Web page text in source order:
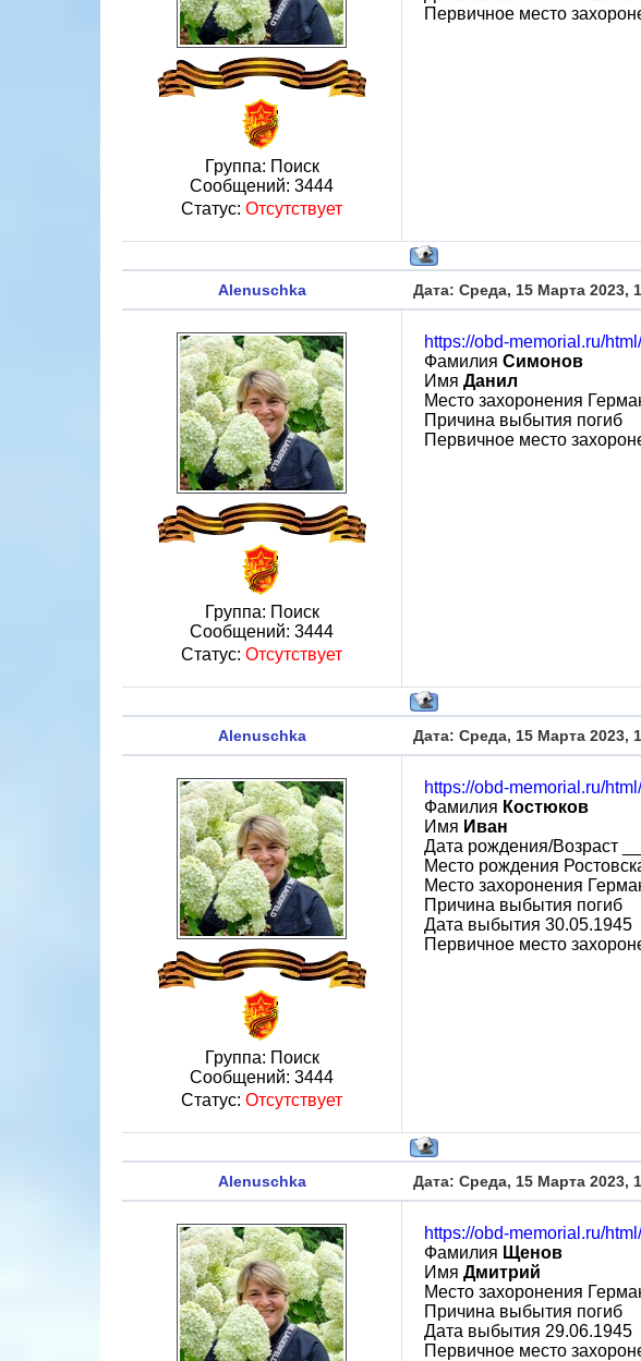
Группа: Поиск
Сообщений: 3444
Статус: Отсутствует
Первичное место
Alenuschka Дата: Среда, 15 Марта 2023,
Группа: Поиск
Сообщений: 3444
Статус: Отсутствует
https://obd-memorial.ru/
Фамилия Симонов
Имя Данил
Место захоронения
Причина выбытия погиб
Первичное место
Alenuschka Дата: Среда, 15 Марта 2023,
Группа: Поиск
Сообщений: 3444
Статус: Отсутствует
https://obd-memorial.ru/
Фамилия Костюков
Имя Иван
Дата рождения/Возраст
Место рождения
Место захоронения
Причина выбытия погиб
Дата выбытия 30.05.1945
Первичное место
Alenuschka Дата: Среда, 15 Марта 2023,
https://obd-memorial.ru/
Фамилия Щенов
Имя Дмитрий
Место захоронения
Причина выбытия погиб
Дата выбытия 29.06.1945
Первичное место